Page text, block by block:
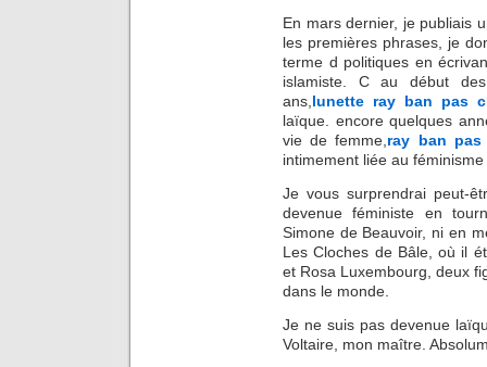
En mars dernier, je publiais
les premières phrases, je
terme d politiques en
islamiste. C au début
ans,lunette ray ban pas
laïque. encore quelques
vie de femme,ray ban pas
intimement liée au
Je vous surprendrai peut-
devenue féministe en
Simone de Beauvoir, ni en
Les Cloches de Bâle, où il
et Rosa Luxembourg, deux
dans le monde.
Je ne suis pas devenue
Voltaire, mon maître.